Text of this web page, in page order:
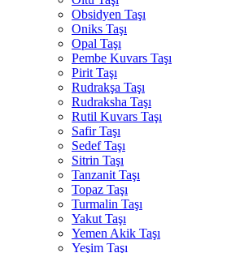
Obsidyen Taşı
Oniks Taşı
Opal Taşı
Pembe Kuvars Taşı
Pirit Taşı
Rudrakşa Taşı
Rudraksha Taşı
Rutil Kuvars Taşı
Safir Taşı
Sedef Taşı
Sitrin Taşı
Tanzanit Taşı
Topaz Taşı
Turmalin Taşı
Yakut Taşı
Yemen Akik Taşı
Yeşim Taşı